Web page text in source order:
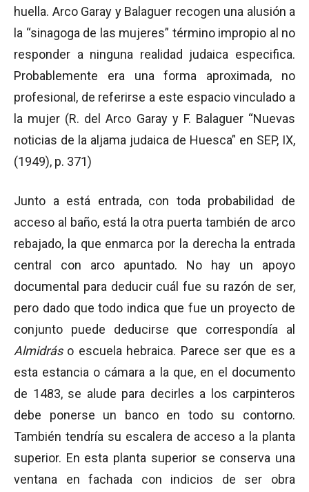
huella. Arco Garay y Balaguer recogen una alusión a
la “sinagoga de las mujeres” término impropio al no
responder a ninguna realidad judaica especifica.
Probablemente era una forma aproximada, no
profesional, de referirse a este espacio vinculado a
la mujer (R. del Arco Garay y F. Balaguer “Nuevas
noticias de la aljama judaica de Huesca” en SEP, IX,
(1949), p. 371)
Junto a está entrada, con toda probabilidad de
acceso al baño, está la otra puerta también de arco
rebajado, la que enmarca por la derecha la entrada
central con arco apuntado. No hay un apoyo
documental para deducir cuál fue su razón de ser,
pero dado que todo indica que fue un proyecto de
conjunto puede deducirse que correspondía al
Almidráso escuela hebraica. Parece ser que es a
esta estancia o cámara a la que, en el documento
de 1483, se alude para decirles a los carpinteros
debe ponerse un banco en todo su contorno.
También tendría su escalera de acceso a la planta
superior. En esta planta superior se conserva una
ventana en fachada con indicios de ser obra